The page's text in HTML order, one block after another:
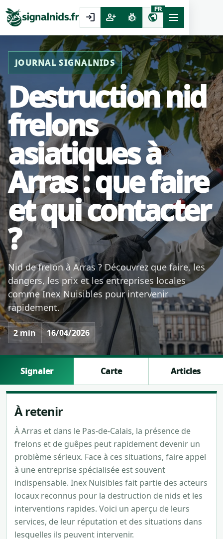
login person_add pest_control public
FR
JOURNAL SIGNALNIDS
Destruction nid
frelons
asiatiques à
Arras : que faire
et qui contacter
?
Nid de frelon à Arras ? Découvrez que faire, les
dangers, les prix et les entreprises locales
comme Inex Nuisibles pour intervenir
rapidement.
2 min 16/04/2026
Signaler Carte Articles
À retenir
À Arras et dans le Pas-de-Calais, la présence de
frelons et de guêpes peut rapidement devenir un
problème sérieux. Face à ces situations, faire appel
à une entreprise spécialisée est souvent
indispensable. Inex Nuisibles fait partie des acteurs
locaux reconnus pour la destruction de nids et les
interventions rapides. Voici un aperçu de leurs
services, de leur réputation et des situations dans
lesquelles ils peuvent intervenir.